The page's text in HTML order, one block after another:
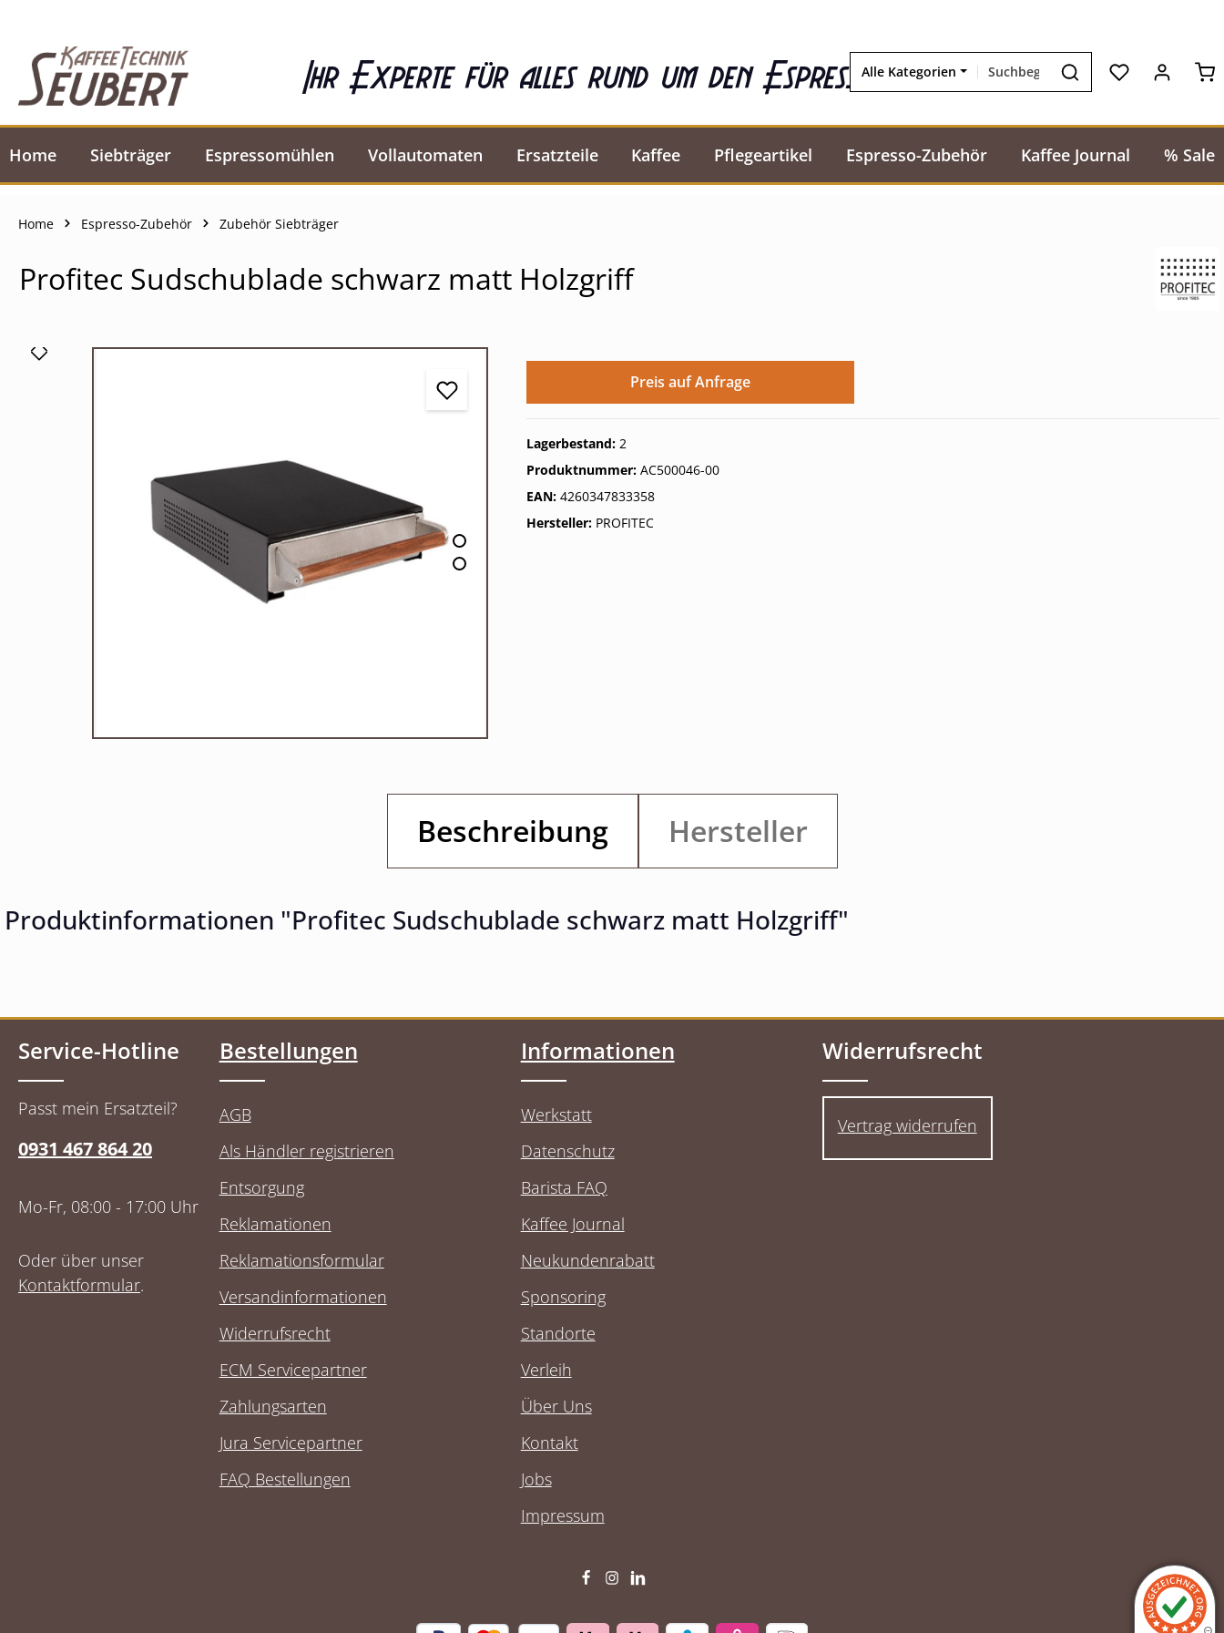
Ihr Experte für alles rund um den EspressoAlle Kategorien
Home Siebträger Espressomühlen Vollautomaten Ersatzteile Kaffee Pflegeartikel Espresso-Zubehör Kaffee Journal % Sale
Home Espresso-Zubehör Zubehör Siebträger
Profitec Sudschublade schwarz matt Holzgriff
Bildergalerie überspringen
Preis auf Anfrage
Lagerbestand: 2
Produktnummer: AC500046-00
EAN: 4260347833358
Hersteller: PROFITEC
Beschreibung Hersteller
Produktinformationen "Profitec Sudschublade schwarz matt Holzgriff"
Service-Hotline
Passt mein Ersatzteil?
0931 467 864 20
Mo-Fr, 08:00 - 17:00 Uhr
Oder über unser
Kontaktformular.
Bestellungen
AGB
Als Händler registrieren
Entsorgung
Reklamationen
Reklamationsformular
Versandinformationen
Widerrufsrecht
ECM Servicepartner
Zahlungsarten
Jura Servicepartner
FAQ Bestellungen
Informationen
Werkstatt
Datenschutz
Barista FAQ
Kaffee Journal
Neukundenrabatt
Sponsoring
Standorte
Verleih
Über Uns
Kontakt
Jobs
Impressum
Widerrufsrecht
Vertrag widerrufen